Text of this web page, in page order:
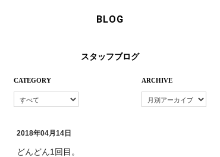
BLOG
スタッフブログ
CATEGORY ARCHIVE
2018年04月14日
どんどん1回目。